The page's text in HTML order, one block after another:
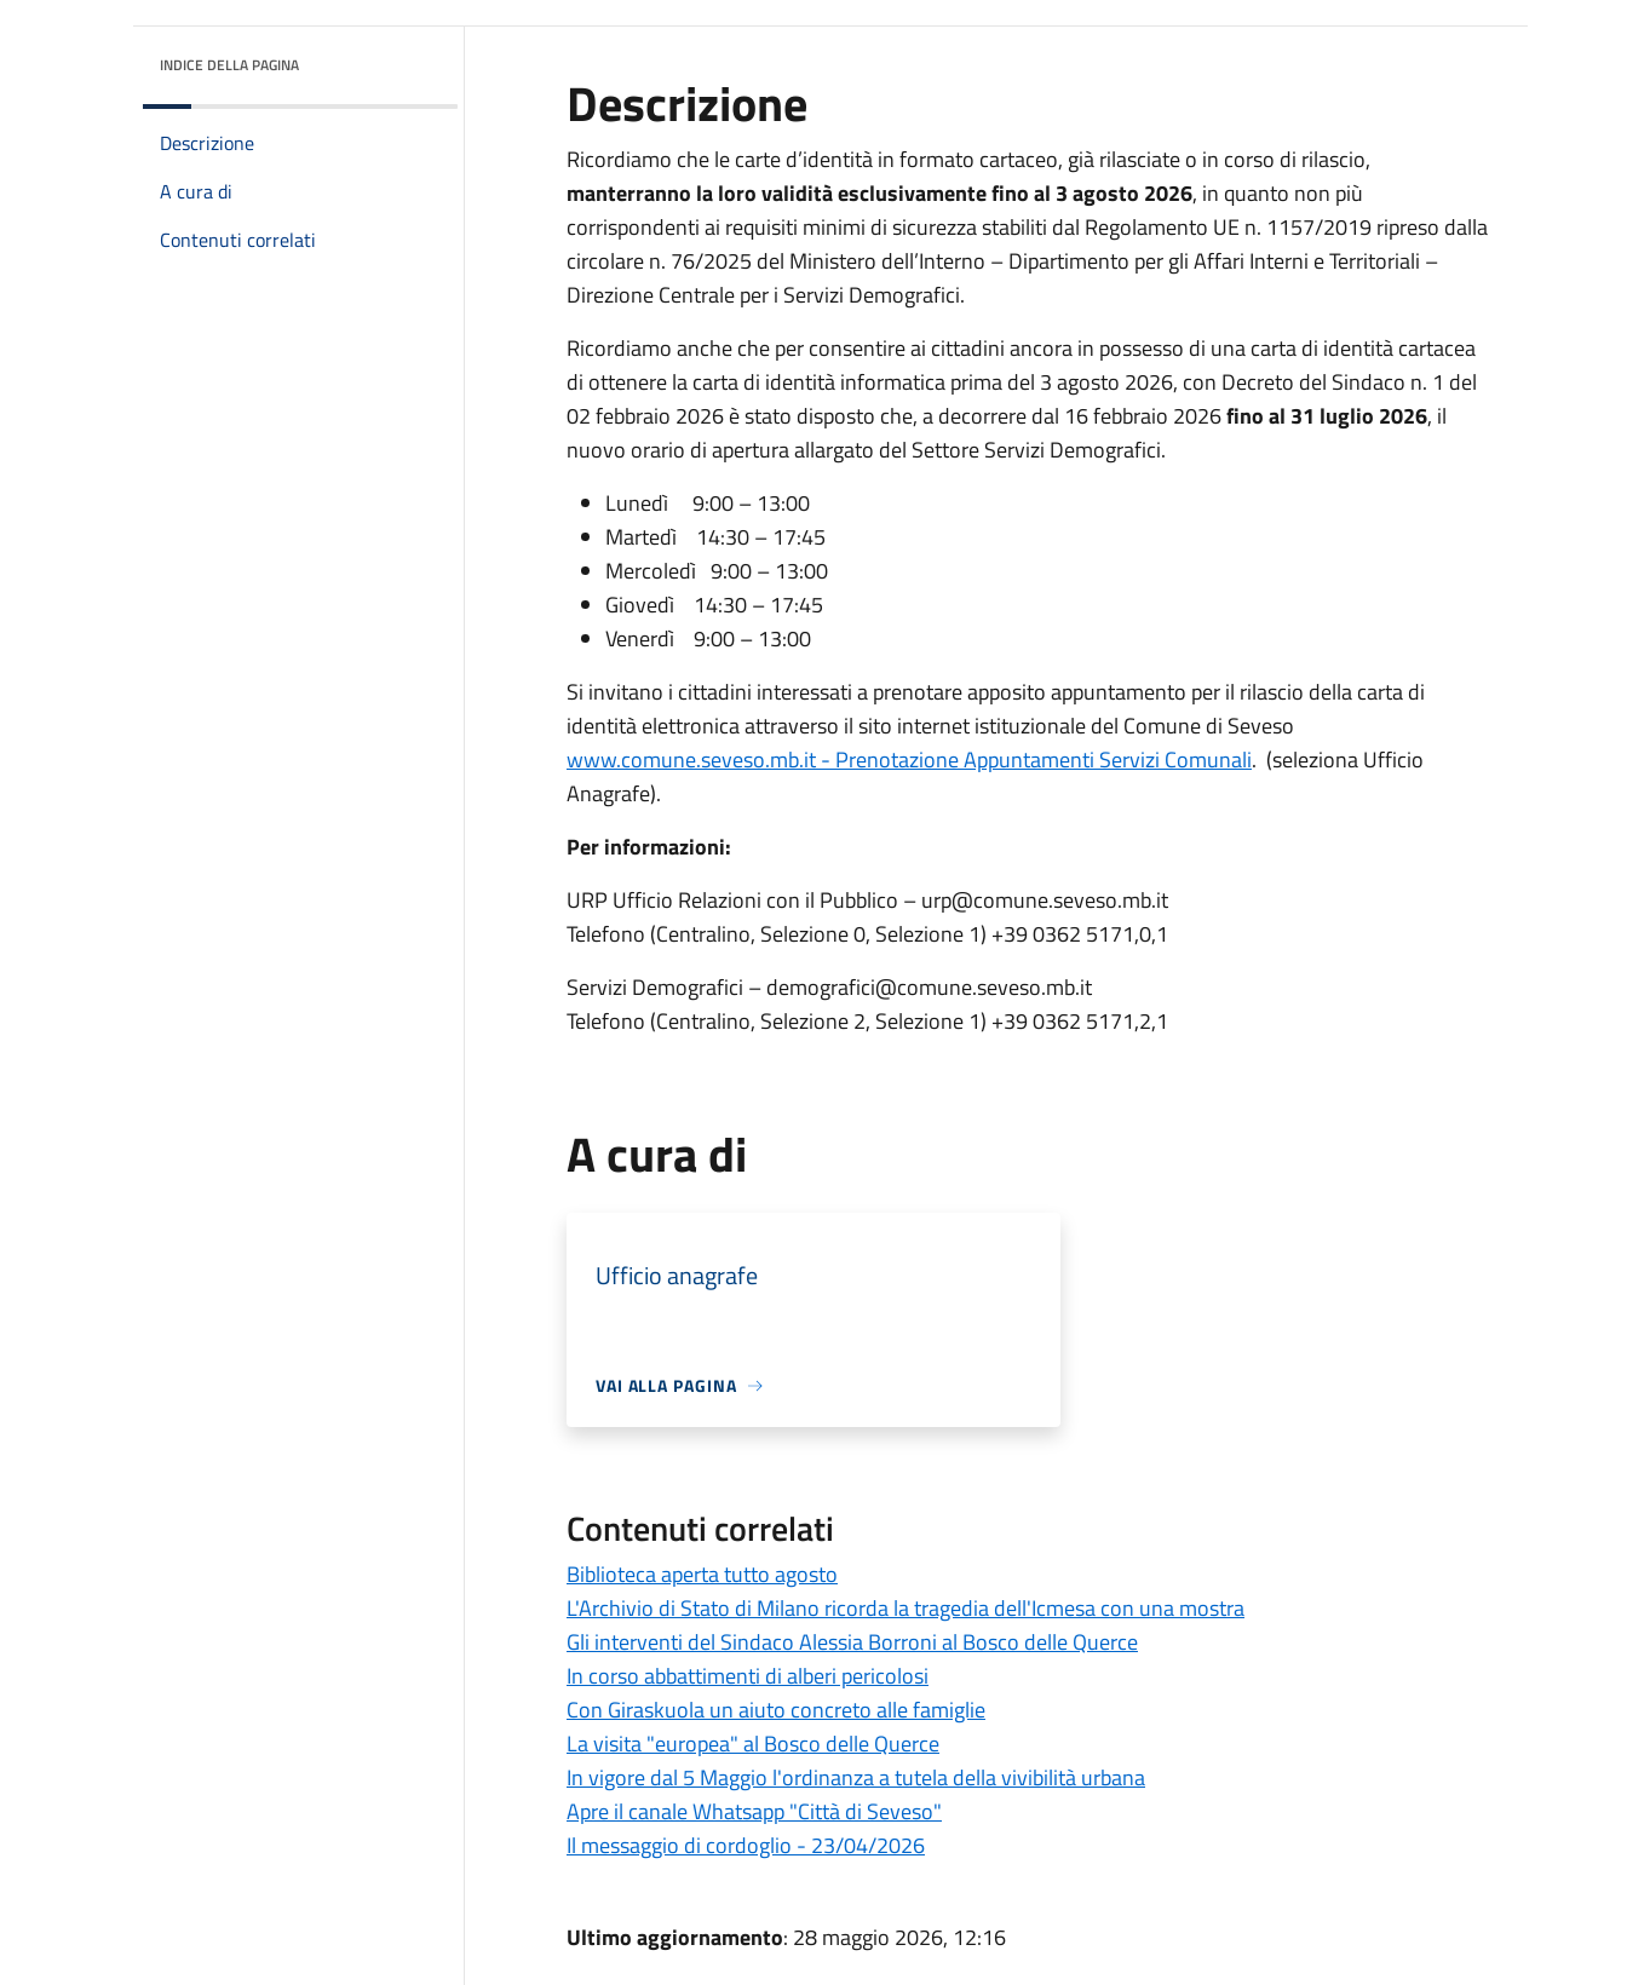
INDICE DELLA PAGINA
Descrizione
A cura di
Contenuti correlati
Descrizione
Ricordiamo che le carte d’identità in formato cartaceo, già rilasciate o in corso di rilascio,
manterranno la loro validità esclusivamente fino al 3 agosto 2026, in quanto non più
corrispondenti ai requisiti minimi di sicurezza stabiliti dal Regolamento UE n. 1157/2019 ripreso dalla
circolare n. 76/2025 del Ministero dell’Interno – Dipartimento per gli Affari Interni e Territoriali –
Direzione Centrale per i Servizi Demografici.
Ricordiamo anche che per consentire ai cittadini ancora in possesso di una carta di identità cartacea
di ottenere la carta di identità informatica prima del 3 agosto 2026, con Decreto del Sindaco n. 1 del
02 febbraio 2026 è stato disposto che, a decorrere dal 16 febbraio 2026fino al 31 luglio 2026, il
nuovo orario di apertura allargato del Settore Servizi Demografici.
Lunedì 9:00 – 13:00
Martedì 14:30 – 17:45
Mercoledì 9:00 – 13:00
Giovedì 14:30 – 17:45
Venerdì 9:00 – 13:00
Si invitano i cittadini interessati a prenotare apposito appuntamento per il rilascio della carta di
identità elettronica attraverso il sito internet istituzionale del Comune di Seveso
www.comune.seveso.mb.it - Prenotazione Appuntamenti Servizi Comunali. (seleziona Ufficio
Anagrafe).
Per informazioni:
URP Ufficio Relazioni con il Pubblico – urp@comune.seveso.mb.it
Telefono (Centralino, Selezione 0, Selezione 1) +39 0362 5171,0,1
Servizi Demografici – demografici@comune.seveso.mb.it
Telefono (Centralino, Selezione 2, Selezione 1) +39 0362 5171,2,1
A cura di
Ufficio anagrafe
VAI ALLA PAGINA
Contenuti correlati
Biblioteca aperta tutto agosto
L'Archivio di Stato di Milano ricorda la tragedia dell'Icmesa con una mostra
Gli interventi del Sindaco Alessia Borroni al Bosco delle Querce
In corso abbattimenti di alberi pericolosi
Con Giraskuola un aiuto concreto alle famiglie
La visita "europea" al Bosco delle Querce
In vigore dal 5 Maggio l'ordinanza a tutela della vivibilità urbana
Apre il canale Whatsapp "Città di Seveso"
Il messaggio di cordoglio - 23/04/2026
Ultimo aggiornamento: 28 maggio 2026, 12:16